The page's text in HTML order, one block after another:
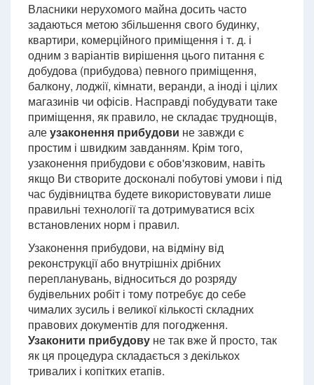
Власники нерухомого майна досить часто
задаються метою збільшення свого будинку,
квартири, комерційного приміщення і т. д. і
одним з варіантів вирішення цього питання є
добудова (прибудова) певного приміщення,
балкону, лоджії, кімнати, веранди, а іноді і цілих
магазинів чи офісів. Насправді побудувати таке
приміщення, як правило, не складає труднощів,
алеузаконення прибудови не завжди є
простим і швидким завданням. Крім того,
узаконення прибудови є обов'язковим, навіть
якщо Ви створите досконалі побутові умови і під
час будівництва будете використовувати лише
правильні технології та дотримуватися всіх
встановлених норм і правил.
Узаконення прибудови, на відміну від
реконструкції або внутрішніх дрібних
перепланувань, відноситься до розряду
будівельних робіт і тому потребує до себе
чималих зусиль і великої кількості складних
правових документів для погодження.
Узаконити прибудову не так вже й просто, так
як ця процедура складається з декількох
тривалих і копітких етапів.